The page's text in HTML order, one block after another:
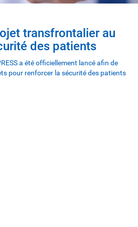
transfrontalier au
des patients
a été officiellement lancé afin de
pour renforcer la sécurité des patients